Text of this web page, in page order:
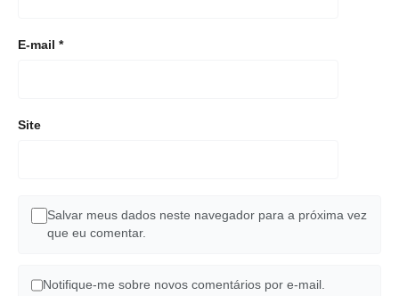
E-mail *
Site
Salvar meus dados neste navegador para a próxima vez
que eu comentar.
Notifique-me sobre novos comentários por e-mail.